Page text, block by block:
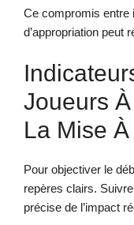
Ce compromis entre
d’appropriation peut
Joueurs
La Mise
Pour objectiver le
repères clairs.
précise de l’impact